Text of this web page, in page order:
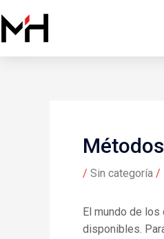
al
contenido
/ Sin categoría /
El mundo de
disponibles.